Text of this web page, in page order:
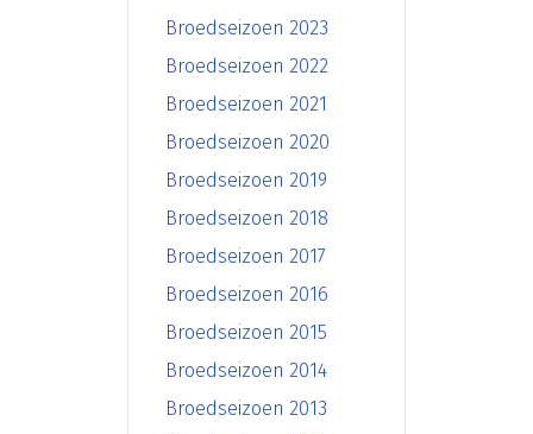
Broedseizoen 2023
Broedseizoen 2022
Broedseizoen 2021
Broedseizoen 2020
Broedseizoen 2019
Broedseizoen 2018
Broedseizoen 2017
Broedseizoen 2016
Broedseizoen 2015
Broedseizoen 2014
Broedseizoen 2013